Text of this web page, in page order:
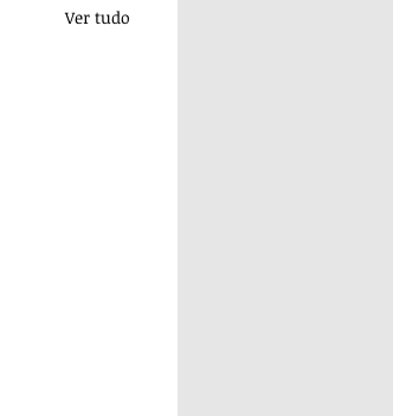
Ver tudo